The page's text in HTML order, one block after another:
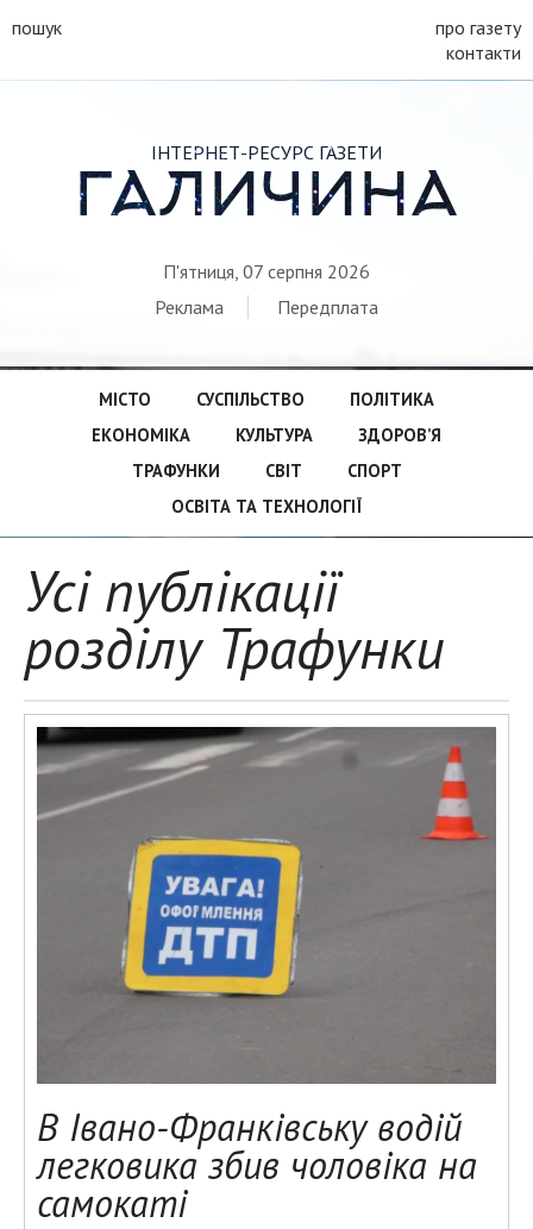
пошук
про газету
контакти
ІНТЕРНЕТ-РЕСУРС ГАЗЕТИ
ГАЛИЧИНА
П'ятниця, 07 серпня 2026
Реклама
Передплата
МІСТО СУСПІЛЬСТВО
ПОЛІТИКА
ЕКОНОМІКА
КУЛЬТУРА
ЗДОРОВ’Я
ТРАФУНКИ
СВІТ
СПОРТ
ОСВІТА ТА ТЕХНОЛОГІЇ
Усі публікації
розділу Трафунки
В Івано-Франківську водій
легковика збив чоловіка на
самокаті